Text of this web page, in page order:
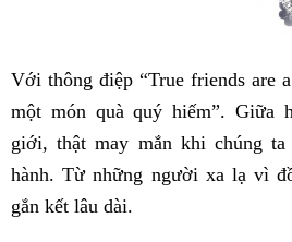
Với thông điệp “True friends are
một món quà quý hiếm”. Giữa
giới, thật may mắn khi chúng
hành. Từ những người xa lạ vì
gắn kết lâu dài.